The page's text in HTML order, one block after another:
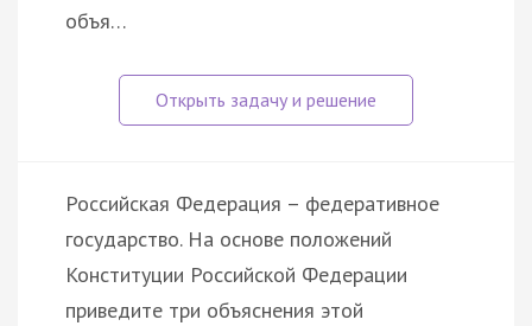
объя…
Российская Федерация – федеративное
государство. На основе положений
Конституции Российской Федерации
приведите три объяснения этой